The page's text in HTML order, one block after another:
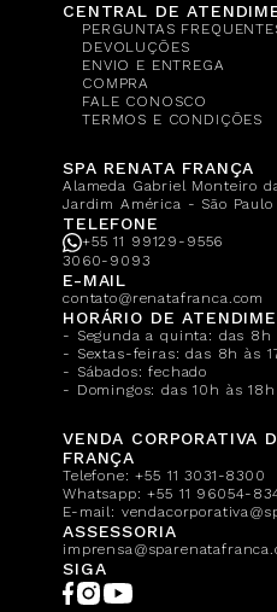
CENTRAL DE
PERGUNTAS
DEVOLUÇÕES
ENVIO E ENTREGA
COMPRA
FALE CONOSCO
TERMOS E CONDIÇÕES
SPA RENATA FRANÇA
Alameda Gabriel Monteiro
Jardim América - São
TELEFONE
+55 11 99129-9556
3060-9093
E-MAIL
contato@renatafranca.com
HORÁRIO DE
- Segunda a quinta: das 8h
- Sextas-feiras: das 8h às
- Sábados: fechado
- Domingos: das 10h às 18h
VENDA CORPORATIVA
FRANÇA
Telefone:+55 11 3031-8300
Whatsapp:+55 11 96054-
E-mail:
ASSESSORIA
SIGA